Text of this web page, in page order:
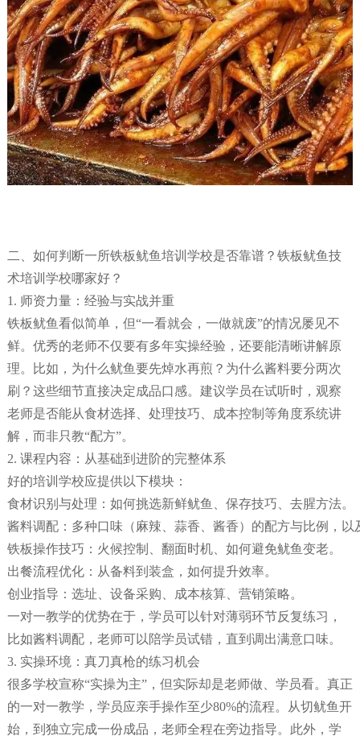
二、如何判断一所铁板鱿鱼培训学校是否靠谱？铁板鱿鱼技
术培训学校哪家好？
1. 师资力量：经验与实战并重
铁板鱿鱼看似简单，但“一看就会，一做就废”的情况屡见不
鲜。优秀的老师不仅要有多年实操经验，还要能清晰讲解原
理。比如，为什么鱿鱼要先焯水再煎？为什么酱料要分两次
刷？这些细节直接决定成品口感。建议学员在试听时，观察
老师是否能从食材选择、处理技巧、成本控制等角度系统讲
解，而非只教“配方”。
2. 课程内容：从基础到进阶的完整体系
好的培训学校应提供以下模块：
食材识别与处理：如何挑选新鲜鱿鱼、保存技巧、去腥方法。
酱料调配：多种口味（麻辣、蒜香、酱香）的配方与比例，
铁板操作技巧：火候控制、翻面时机、如何避免鱿鱼变老。
出餐流程优化：从备料到装盒，如何提升效率。
创业指导：选址、设备采购、成本核算、营销策略。
一对一教学的优势在于，学员可以针对薄弱环节反复练习，
比如酱料调配，老师可以陪学员试错，直到调出满意口味。
3. 实操环境：真刀真枪的练习机会
很多学校宣称“实操为主”，但实际却是老师做、学员看。真正
的一对一教学，学员应亲手操作至少80%的流程。从切鱿鱼开
始，到独立完成一份成品，老师全程在旁边指导。此外，学